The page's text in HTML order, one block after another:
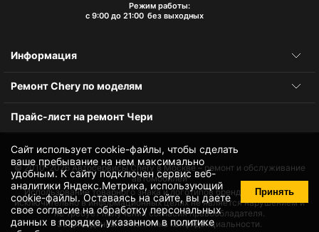
Сайт использует cookie-файлы, чтобы сделать
ваше пребывание на нем максимально
удобным. К cайту подключен сервис веб-
аналитики Яндекс.Метрика, использующий
cookie-файлы. Оставаясь на сайте, вы даете
своесогласие на обработку персональных
данных в порядке, указанном в политике
Принять
Режим работы:
с 9:00 до 21:00 без выходных
Информация
Ремонт Chery по моделям
Прайс-лист на ремонт Чери
© 2010-2026Автосервисы Chery в Москве – ремонт и обслуживание
автомобилей
Использование товарного знака и логотипов бренда происходит
исключительно в информационных целях не является нарушением и
не требует получения согласия правообладателя.
Защита данных и политика конфиденциальности.